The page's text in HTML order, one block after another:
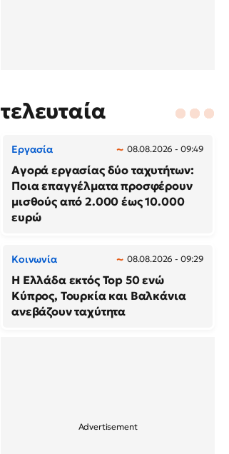
τελευταία
Εργασία 08.08.2026 - 09:49
Αγορά εργασίας δύο ταχυτήτων:
Ποια επαγγέλματα προσφέρουν
μισθούς από 2.000 έως 10.000
ευρώ
Κοινωνία 08.08.2026 - 09:29
Η Ελλάδα εκτός Top 50 ενώ
Κύπρος, Τουρκία και Βαλκάνια
ανεβάζουν ταχύτητα